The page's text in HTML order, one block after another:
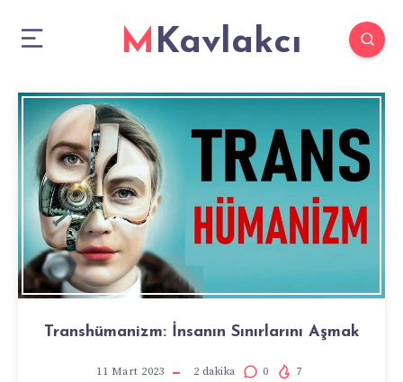
MKavlakcı
Transhümanizm: İnsanın Sınırlarını Aşmak
11 Mart 2023 2 dakika 0 7